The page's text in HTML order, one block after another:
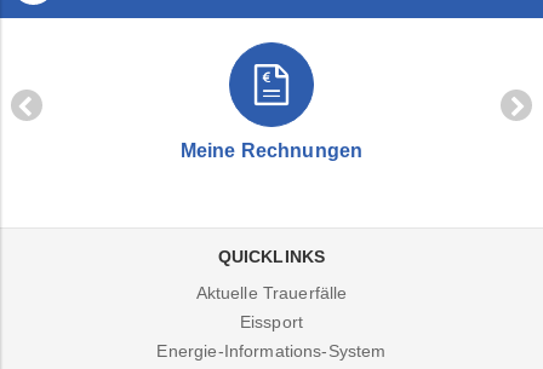
Meine Rechnungen
QUICKLINKS
Aktuelle Trauerfälle
Eissport
Energie-Informations-System